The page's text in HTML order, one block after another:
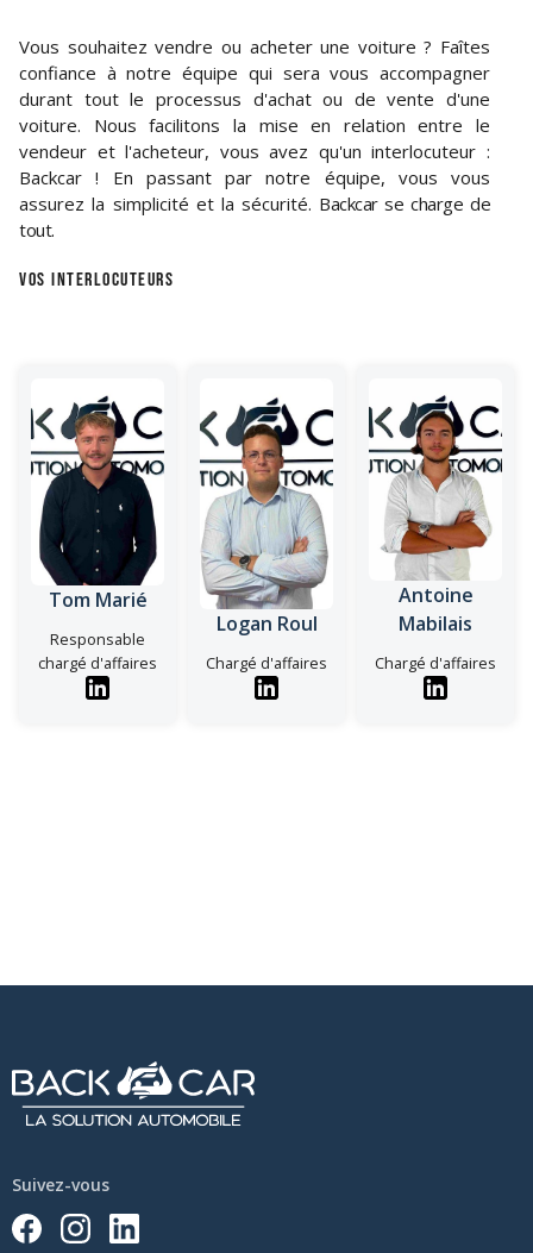
Vous souhaitez vendre ou acheter une voiture ? Faîtes
confiance à notre équipe qui sera vous accompagner
durant tout le processus d'achat ou de vente d'une
voiture. Nous facilitons la mise en relation entre le
vendeur et l'acheteur, vous avez qu'un interlocuteur :
Backcar ! En passant par notre équipe, vous vous
assurez la simplicité et la sécurité. Backcar se charge de
tout.
VOS INTERLOCUTEURS
Tom Marié
Responsable
chargé d'affaires
Logan Roul
Chargé d'affaires
Antoine
Mabilais
Chargé d'affaires
Suivez-vous